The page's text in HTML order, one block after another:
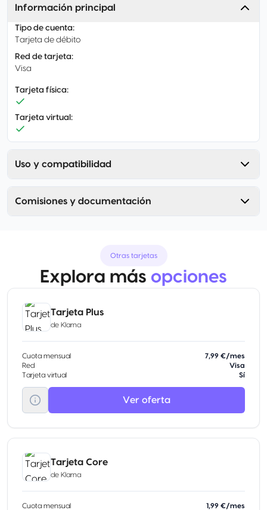
Información principal
Tipo de cuenta:
Tarjeta de débito
Red de tarjeta:
Visa
Tarjeta física:
Tarjeta virtual :
Uso y compatibilidad
Comisiones y documentación
Otras tarjetas
Explora más opciones
Tarjeta Plus
de Klarna
Cuota mensual
7,99 €/mes
Red
Visa
Tarjeta virtual
Sí
Ver oferta
Tarjeta Core
de Klarna
Cuota mensual
1,99 €/mes